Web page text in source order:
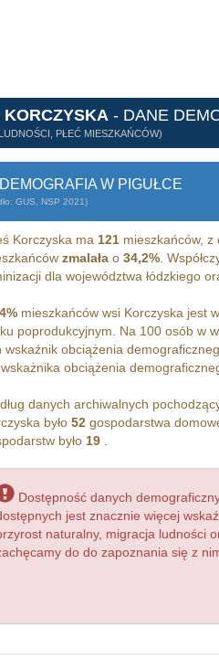
KORCZYSKA - DANE
PŁEĆ MIESZKAŃCÓW)
DEMOGRAFIA W PIGUŁCE
GUS, NSP 2021)
Korczyska ma 121mieszkańców, z
zmalałao 34,2%.
dla województwa łódzkiego
mieszkańców wsi Korczyska jest
poprodukcyjnym. Na 100 osób w
wskaźnik obciążenia
wskażnika obciążenia
danych archiwalnych
było 52gospodarstwa
było 19.
Dostępność danych
jest znacznie więcej
naturalny, migracja ludności
do do zapoznania się z